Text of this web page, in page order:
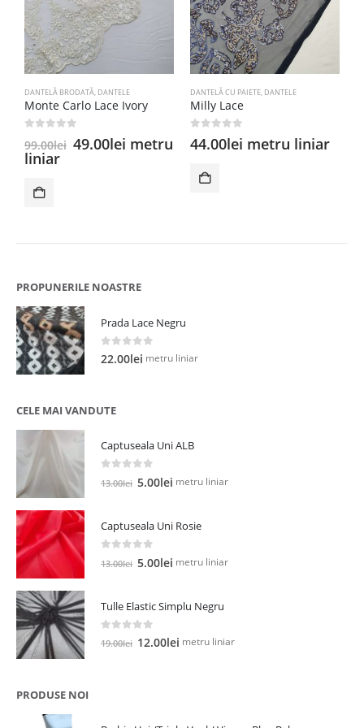
DANTELĂ BRODATĂ, DANTELE
Monte Carlo Lace Ivory
99.00lei Prețul
49.00lei Prețul
metru
liniar
DANTELĂ CU PAIETE, DANTELE
Milly Lace
out of 5
44.00lei metru liniar
PROPUNERILE NOASTRE
Prada Lace Negru
0out of 5
22.00lei metru liniar
CELE MAI VANDUTE
Captuseala Uni ALB
out of 5
13.00lei Prețul
fost:
13.00lei.
5.00lei Prețul
5.00lei.
metru liniar
Captuseala Uni Rosie
out of 5
13.00lei Prețul
fost:
13.00lei.
5.00lei Prețul
5.00lei.
metru liniar
Tulle Elastic Simplu Negru
out of 5
19.00lei Prețul
12.00lei Prețul
metru liniar
PRODUSE NOI